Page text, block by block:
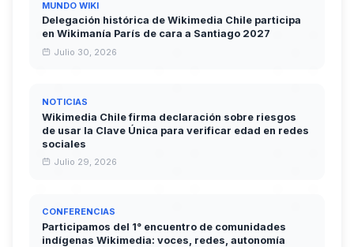
MUNDO WIKI
Delegación histórica de Wikimedia Chile participa
en Wikimanía París de cara a Santiago 2027
Julio 30, 2026
NOTICIAS
Wikimedia Chile firma declaración sobre riesgos
de usar la Clave Única para verificar edad en redes
sociales
Julio 29, 2026
CONFERENCIAS
Participamos del 1° encuentro de comunidades
indígenas Wikimedia: voces, redes, autonomía